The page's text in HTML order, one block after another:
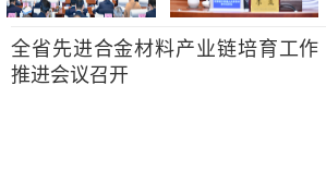
全省先进合金材料产业链培育工作
推进会议召开